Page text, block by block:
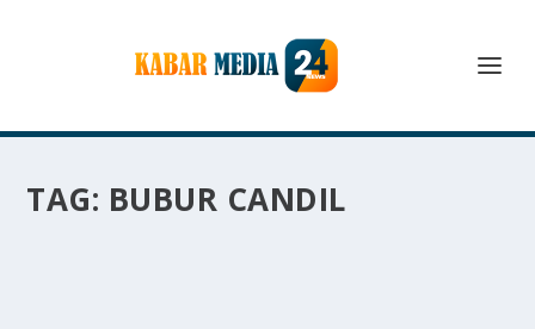
TAG: BUBUR CANDIL